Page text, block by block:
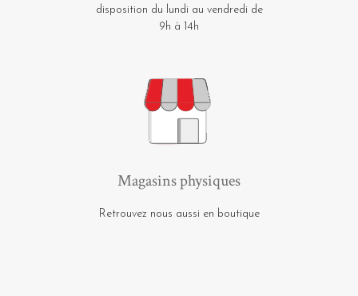
disposition du lundi au vendredi de
9h à 14h
Magasins physiques
Retrouvez nous aussi en boutique